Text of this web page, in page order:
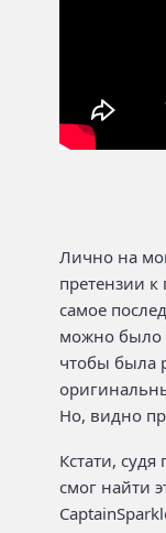
Лично на
претензии
самое
можно было
чтобы была
Но, видно
Кстати,
смог найти